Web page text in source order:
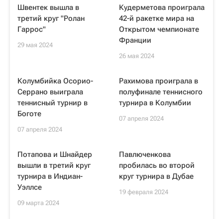
Швентек вышла в
третий круг "Ролан
Гаррос"
29 мая 2024
Кудерметова проиграла
42-й ракетке мира на
Открытом чемпионате
Франции
26 мая 2024
Колумбийка Осорио-
Серрано выиграла
теннисный турнир в
Боготе
07 апреля 2024
Рахимова проиграла в
полуфинале теннисного
турнира в Колумбии
07 апреля 2024
Потапова и Шнайдер
вышли в третий круг
турнира в Индиан-
Уэллсе
09 марта 2024
Павлюченкова
пробилась во второй
круг турнира в Дубае
19 февраля 2024